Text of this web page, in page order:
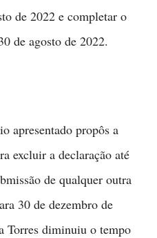
de 2022 e completar o
de agosto de 2022.
apresentado propôs a
excluir a declaração até
de qualquer outra
30 de dezembro de
Torres diminuiu o tempo